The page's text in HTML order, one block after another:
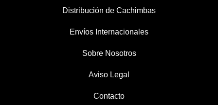
Distribución de Cachimbas
Envíos Internacionales
Sobre Nosotros
Aviso Legal
Contacto